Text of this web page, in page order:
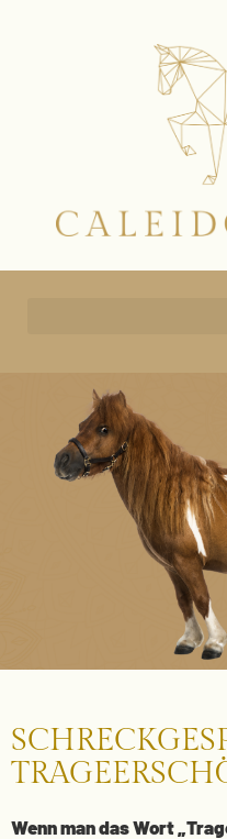
Wenn man das Wort